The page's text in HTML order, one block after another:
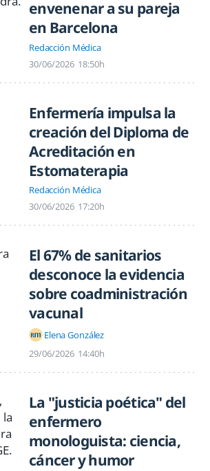
envenenar a su pareja
en Barcelona
Redacción Médica
30/06/2026 18:50h
Enfermería impulsa la
creación del Diploma de
Acreditación en
Estomaterapia
Redacción Médica
30/06/2026 17:20h
El 67% de sanitarios
desconoce la evidencia
sobre coadministración
vacunal
Elena González
29/06/2026 14:40h
La "justicia poética" del
enfermero
monologuista: ciencia,
cáncer y humor